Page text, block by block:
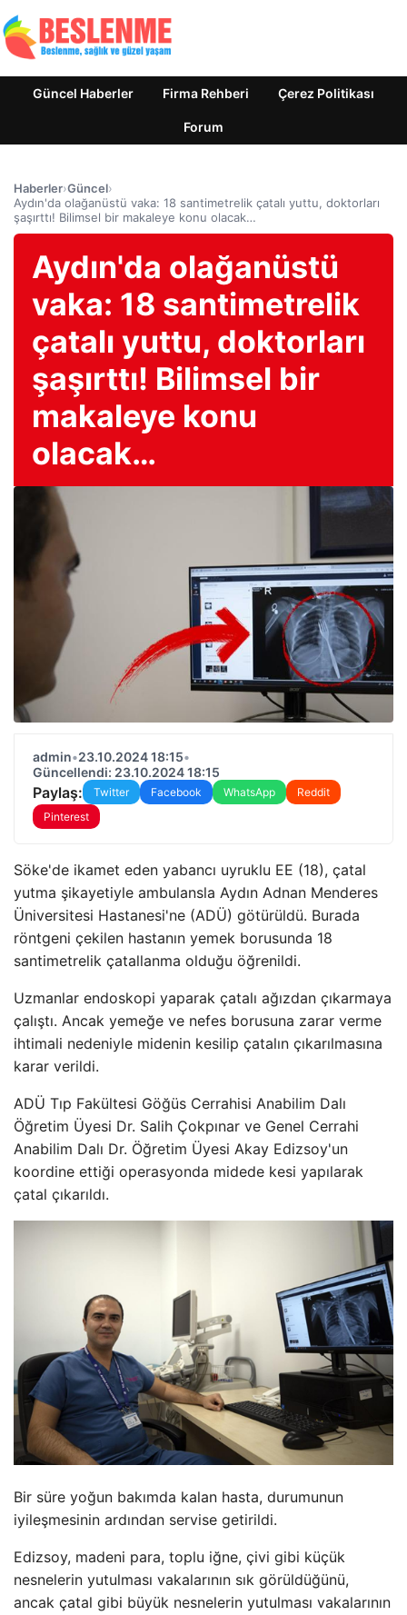
Güncel Haberler Firma Rehberi Çerez Politikası
Forum
Haberler›Güncel›
Aydın'da olağanüstü vaka: 18 santimetrelik çatalı yuttu, doktorları
şaşırttı! Bilimsel bir makaleye konu olacak…
Aydın'da olağanüstü
vaka: 18 santimetrelik
çatalı yuttu, doktorları
şaşırttı! Bilimsel bir
makaleye konu
olacak…
admin•23.10.2024 18:15•
Güncellendi: 23.10.2024 18:15
Paylaş: Twitter Facebook WhatsApp
Reddit
Pinterest
Söke'de ikamet eden yabancı uyruklu EE (18), çatal
yutma şikayetiyle ambulansla Aydın Adnan Menderes
Üniversitesi Hastanesi'ne (ADÜ) götürüldü. Burada
röntgeni çekilen hastanın yemek borusunda 18
santimetrelik çatallanma olduğu öğrenildi.
Uzmanlar endoskopi yaparak çatalı ağızdan çıkarmaya
çalıştı. Ancak yemeğe ve nefes borusuna zarar verme
ihtimali nedeniyle midenin kesilip çatalın çıkarılmasına
karar verildi.
ADÜ Tıp Fakültesi Göğüs Cerrahisi Anabilim Dalı
Öğretim Üyesi Dr. Salih Çokpınar ve Genel Cerrahi
Anabilim Dalı Dr. Öğretim Üyesi Akay Edizsoy'un
koordine ettiği operasyonda midede kesi yapılarak
çatal çıkarıldı.
Bir süre yoğun bakımda kalan hasta, durumunun
iyileşmesinin ardından servise getirildi.
Edizsoy, madeni para, toplu iğne, çivi gibi küçük
nesnelerin yutulması vakalarının sık görüldüğünü,
ancak çatal gibi büyük nesnelerin yutulması vakalarının